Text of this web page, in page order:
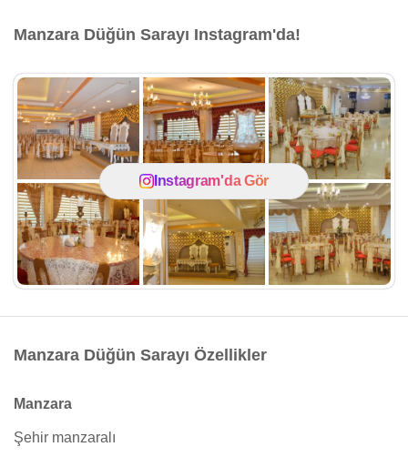
Manzara Düğün Sarayı Instagram'da!
Instagram'da Gör
Manzara Düğün Sarayı Özellikler
Manzara
Şehir manzaralı